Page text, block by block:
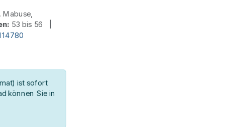
Mabuse,
53 bis 56 |
ist sofort
können Sie in